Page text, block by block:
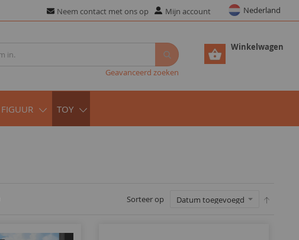
Neem contact met ons op Mijn account Nederland
Winkelwagen
Geavanceerd zoeken
FIGUUR TOY
Sorteer op